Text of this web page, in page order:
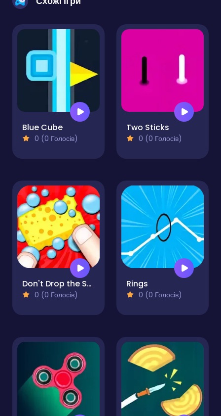
Blue Cube
0 (0 Голосів)
Two Sticks
0 (0 Голосів)
Don't Drop the Sponge
0 (0 Голосів)
Rings
0 (0 Голосів)